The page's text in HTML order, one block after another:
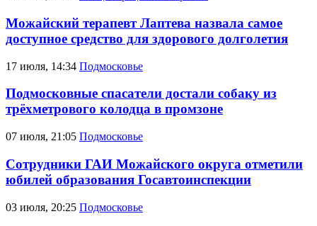
Можайский терапевт Лаптева назвала самое
доступное средство для здорового долголетия
17 июля, 14:34 Подмосковье
Подмосковные спасатели достали собаку из
трёхметрового колодца в промзоне
07 июля, 21:05 Подмосковье
Сотрудники ГАИ Можайского округа отметили
юбилей образования Госавтоинспекции
03 июля, 20:25 Подмосковье